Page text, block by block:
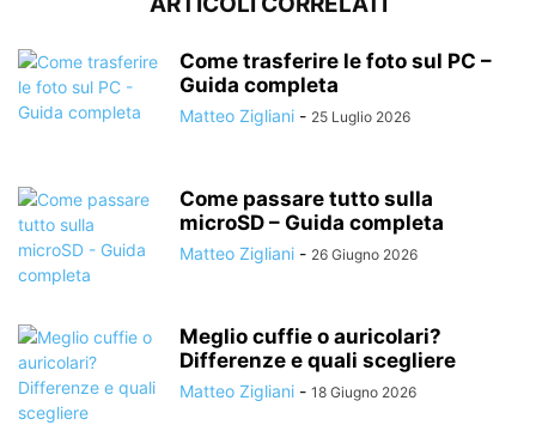
Come trasferire le foto sul PC –
Guida completa
Matteo Zigliani - 25 Luglio 2026
Come passare tutto sulla
microSD – Guida completa
Matteo Zigliani - 26 Giugno 2026
Meglio cuffie o auricolari?
Differenze e quali scegliere
Matteo Zigliani - 18 Giugno 2026